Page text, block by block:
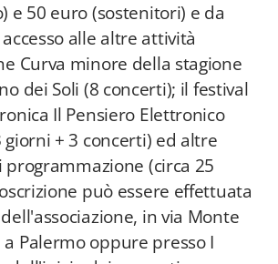
e 50 euro (sostenitori) e da
alle altre attività
Curva minore della stagione
dei Soli (8 concerti); il festival
Il Pensiero Elettronico
+ 3 concerti) ed altre
(circa 25
può essere effettuata
in via Monte
a Palermo oppure presso I